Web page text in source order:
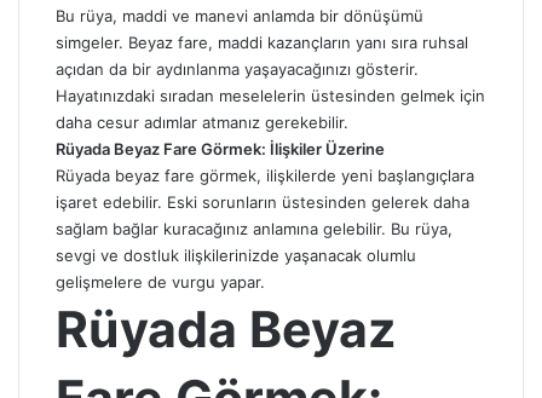
Bu rüya, maddi ve manevi anlamda bir dönüşümü
simgeler. Beyaz fare, maddi kazançların yanı sıra ruhsal
açıdan da bir aydınlanma yaşayacağınızı gösterir.
Hayatınızdaki sıradan meselelerin üstesinden gelmek için
daha cesur adımlar atmanız gerekebilir.
Rüyada Beyaz Fare Görmek: İlişkiler Üzerine
Rüyada beyaz fare görmek, ilişkilerde yeni başlangıçlara
işaret edebilir. Eski sorunların üstesinden gelerek daha
sağlam bağlar kuracağınız anlamına gelebilir. Bu rüya,
sevgi ve dostluk ilişkilerinizde yaşanacak olumlu
gelişmelere de vurgu yapar.
Rüyada Beyaz